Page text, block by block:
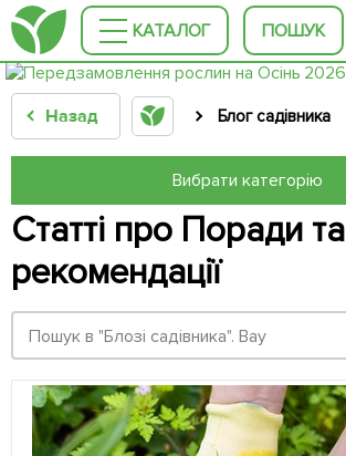
КАТАЛОГ ПОШУК
Назад Блог садівника
Вибрати категорію
Статті про Поради та
рекомендації